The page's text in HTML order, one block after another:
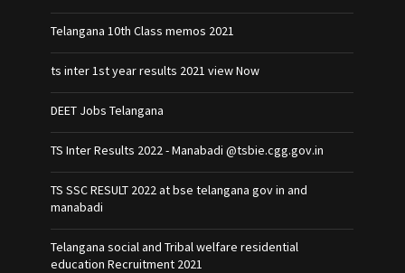
Telangana 10th Class memos 2021
ts inter 1st year results 2021 view Now
DEET Jobs Telangana
TS Inter Results 2022 - Manabadi @tsbie.cgg.gov.in
TS SSC RESULT 2022 at bse telangana gov in and
manabadi
Telangana social and Tribal welfare residential
education Recruitment 2021